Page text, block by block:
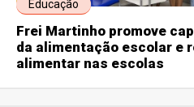
Educação
Frei Martinho promove
da alimentação escolar e
alimentar nas escolas